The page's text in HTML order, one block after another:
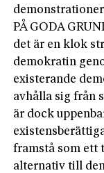
PÅ GODA
det är en klok
demokratin
existerande
avhålla sig från
är dock
framstå som ett
alternativ till